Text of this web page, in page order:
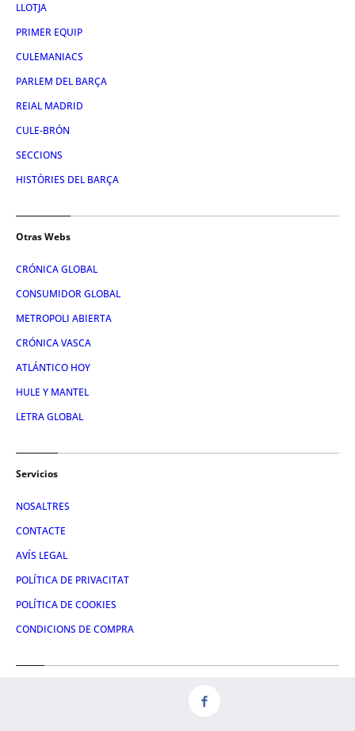
LLOTJA
PRIMER EQUIP
CULEMANIACS
PARLEM DEL BARÇA
REIAL MADRID
CULE-BRÓN
SECCIONS
HISTÒRIES DEL BARÇA
Otras Webs
CRÓNICA GLOBAL
CONSUMIDOR GLOBAL
METROPOLI ABIERTA
CRÓNICA VASCA
ATLÁNTICO HOY
HULE Y MANTEL
LETRA GLOBAL
Servicios
NOSALTRES
CONTACTE
AVÍS LEGAL
POLÍTICA DE PRIVACITAT
POLÍTICA DE COOKIES
CONDICIONS DE COMPRA